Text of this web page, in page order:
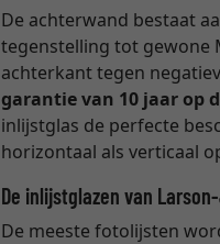
De achterwand bestaat
tegenstelling tot gewone
achterkant tegen
garantie van 10 jaar op
inlijstglas de perfecte
horizontaal als verticaal
De inlijstglazen van
De meeste fotolijsten